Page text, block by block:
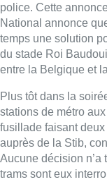
police. Cette
National annonce
temps une solution
du stade Roi
entre la Belgique et
Plus tôt dans la
stations de métro
fusillade faisant
auprès de la Stib,
Aucune décision n’a
trams sont eux